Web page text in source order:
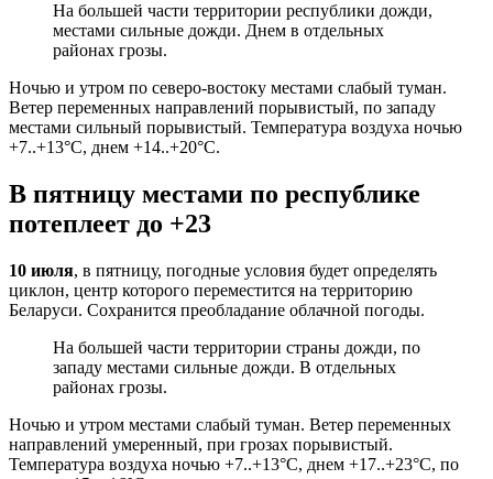
На большей части территории республики дожди,
местами сильные дожди. Днем в отдельных
районах грозы.
Ночью и утром по северо-востоку местами слабый туман.
Ветер переменных направлений порывистый, по западу
местами сильный порывистый. Температура воздуха ночью
+7..+13°С, днем +14..+20°С.
В пятницу местами по республике
потеплеет до +23
10 июля, в пятницу, погодные условия будет определять
циклон, центр которого переместится на территорию
Беларуси. Сохранится преобладание облачной погоды.
На большей части территории страны дожди, по
западу местами сильные дожди. В отдельных
районах грозы.
Ночью и утром местами слабый туман. Ветер переменных
направлений умеренный, при грозах порывистый.
Температура воздуха ночью +7..+13°С, днем +17..+23°С, по